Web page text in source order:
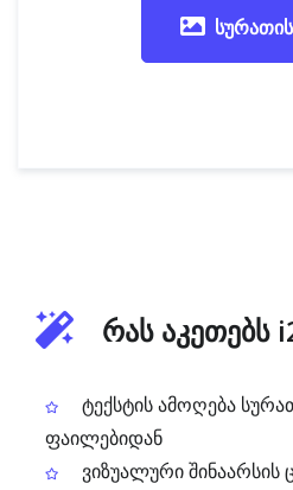
რას აკეთებს
ტექსტის ამოღება
ფაილებიდან
ვიზუალური